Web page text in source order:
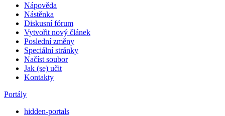
Nápověda
Nástěnka
Diskusní fórum
Vytvořit nový článek
Poslední změny
Speciální stránky
Načíst soubor
Jak (se) učit
Kontakty
Portály
hidden-portals